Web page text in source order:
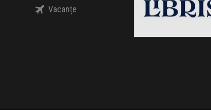
Vacanțe
Clic și Vezi Ofertele!